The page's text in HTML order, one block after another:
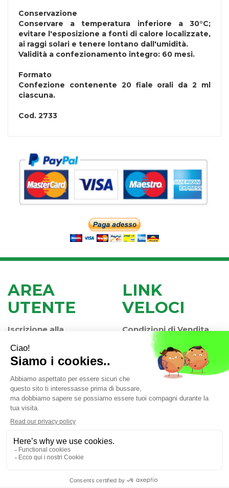
Conservazione
Conservare a temperatura inferiore a 30°C;
evitare l'esposizione a fonti di calore localizzate,
ai raggi solari e tenere lontano dall'umidità.
Validità a confezionamento integro: 60 mesi.
Formato
Confezione contenente 20 fiale orali da 2 ml
ciascuna.
Cod. 2733
AREA
UTENTE
Iscrizione alla
Newsletter
Contatti
Informativa Privacy
LINK
VELOCI
Condizioni di Vendita
Modalità di Pagamento
Modalità di Spedizione
e Ritiro
Valli di Chioggia (VE)
info@farmaciaiaccheri.it
04025840275 | Numero R.E.A.: VE-358876